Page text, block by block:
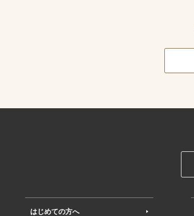
はじめての方へ